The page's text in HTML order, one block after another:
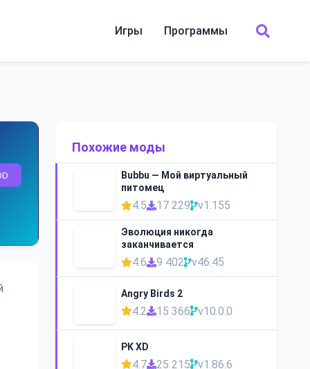
Игры Программы
Похожие моды
Bubbu — Мой виртуальный
питомец
4.5 17 229 v1.155
Эволюция никогда
заканчивается
4.6 9 402 v46.45
Angry Birds 2
4.2 15 366 v10.0.0
PK XD
4.7 25 215 v1.86.6